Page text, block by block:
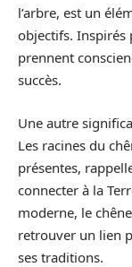
l’arbre, est un
objectifs. Inspirés
prennent
succès.
Une autre
Les racines du
présentes,
connecter à la
moderne, le
retrouver un lien
ses traditions.